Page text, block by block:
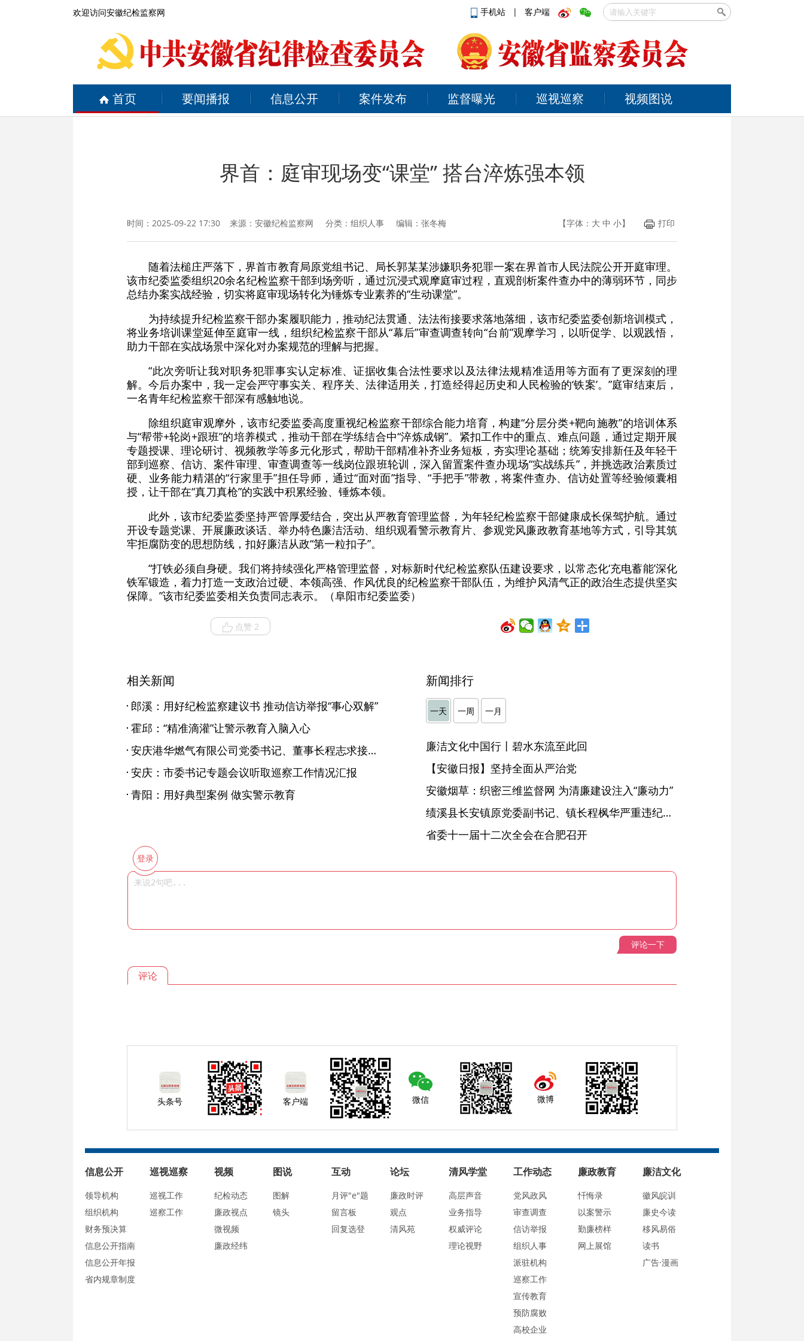
欢迎访问安徽纪检监察网 手机站 | 客户端
首页 要闻播报 信息公开 案件发布 监督曝光 巡视巡察 视频图说
界首：庭审现场变“课堂” 搭台淬炼强本领
时间：2025-09-22 17:30 来源： 安徽纪检监察网 分类：组织人事 编辑：张冬梅 【字体： 大 中 小】 打印
随着法槌庄严落下，界首市教育局原党组书记、局长郭某某涉嫌职务犯罪一案在界首市人民法院公开开庭审理。
该市纪委监委组织20余名纪检监察干部到场旁听，通过沉浸式观摩庭审过程，直观剖析案件查办中的薄弱环节，同步
总结办案实战经验，切实将庭审现场转化为锤炼专业素养的“生动课堂”。
为持续提升纪检监察干部办案履职能力，推动纪法贯通、法法衔接要求落地落细，该市纪委监委创新培训模式，
将业务培训课堂延伸至庭审一线，组织纪检监察干部从“幕后”审查调查转向“台前”观摩学习，以听促学、以观践悟，
助力干部在实战场景中深化对办案规范的理解与把握。
“此次旁听让我对职务犯罪事实认定标准、证据收集合法性要求以及法律法规精准适用等方面有了更深刻的理
解。今后办案中，我一定会严守事实关、程序关、法律适用关，打造经得起历史和人民检验的‘铁案’。”庭审结束后，
一名青年纪检监察干部深有感触地说。
除组织庭审观摩外，该市纪委监委高度重视纪检监察干部综合能力培育，构建“分层分类+靶向施教”的培训体系
与“帮带+轮岗+跟班”的培养模式，推动干部在学练结合中“淬炼成钢”。紧扣工作中的重点、难点问题，通过定期开展
专题授课、理论研讨、视频教学等多元化形式，帮助干部精准补齐业务短板，夯实理论基础；统筹安排新任及年轻干
部到巡察、信访、案件审理、审查调查等一线岗位跟班轮训，深入留置案件查办现场“实战练兵”，并挑选政治素质过
硬、业务能力精湛的“行家里手”担任导师，通过“面对面”指导、“手把手”带教，将案件查办、信访处置等经验倾囊相
授，让干部在“真刀真枪”的实践中积累经验、锤炼本领。
此外，该市纪委监委坚持严管厚爱结合，突出从严教育管理监督，为年轻纪检监察干部健康成长保驾护航。通过
开设专题党课、开展廉政谈话、举办特色廉洁活动、组织观看警示教育片、参观党风廉政教育基地等方式，引导其筑
牢拒腐防变的思想防线，扣好廉洁从政“第一粒扣子”。
“打铁必须自身硬。我们将持续强化严格管理监督，对标新时代纪检监察队伍建设要求，以常态化‘充电蓄能’深化
铁军锻造，着力打造一支政治过硬、本领高强、作风优良的纪检监察干部队伍，为维护风清气正的政治生态提供坚实
保障。”该市纪委监委相关负责同志表示。（阜阳市纪委监委）
点赞 2
相关新闻
郎溪：用好纪检监察建议书 推动信访举报“事心双解”
霍邱：“精准滴灌”让警示教育入脑入心
安庆港华燃气有限公司党委书记、董事长程志求接受纪律审查和监察调查
安庆：市委书记专题会议听取巡察工作情况汇报
青阳：用好典型案例 做实警示教育
新闻排行
一天 一周 一月
廉洁文化中国行丨碧水东流至此回
【安徽日报】坚持全面从严治党
安徽烟草：织密三维监督网 为清廉建设注入“廉动力”
绩溪县长安镇原党委副书记、镇长程枫华严重违纪违法被开除党籍和公职
省委十一届十二次全会在合肥召开
登录
评论一下
评论
头条号 客户端 微信 微博
信息公开
领导机构
组织机构
财务预决算
信息公开指南
信息公开年报
省内规章制度
巡视巡察
巡视工作
巡察工作
视频
纪检动态
廉政视点
微视频
廉政经纬
图说
图解
镜头
互动
月评"e"题
留言板
回复选登
论坛
廉政时评
观点
清风苑
清风学堂
高层声音
业务指导
权威评论
理论视野
工作动态
党风政风
审查调查
信访举报
组织人事
派驻机构
巡察工作
宣传教育
预防腐败
高校企业
廉政教育
忏悔录
以案警示
勤廉榜样
网上展馆
廉洁文化
徽风皖训
廉史今读
移风易俗
读书
广告·漫画